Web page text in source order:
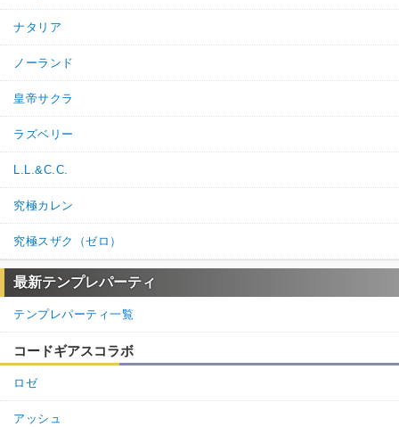
ナタリア
ノーランド
皇帝サクラ
ラズベリー
L.L.&C.C.
究極カレン
究極スザク（ゼロ）
最新テンプレパーティ
テンプレパーティ一覧
コードギアスコラボ
ロゼ
アッシュ